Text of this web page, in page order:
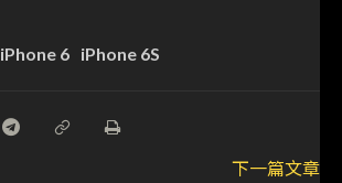
iPhone 6 iPhone 6S
下一篇文章